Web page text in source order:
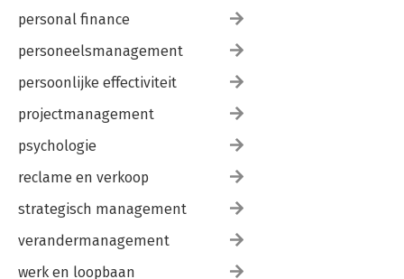
personal finance
personeelsmanagement
persoonlijke effectiviteit
projectmanagement
psychologie
reclame en verkoop
strategisch management
verandermanagement
werk en loopbaan